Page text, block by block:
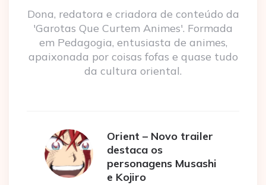
Dona, redatora e criadora de conteúdo da
'Garotas Que Curtem Animes'. Formada
em Pedagogia, entusiasta de animes,
apaixonada por coisas fofas e quase tudo
da cultura oriental.
Orient – Novo trailer
destaca os
personagens Musashi
e Kojiro